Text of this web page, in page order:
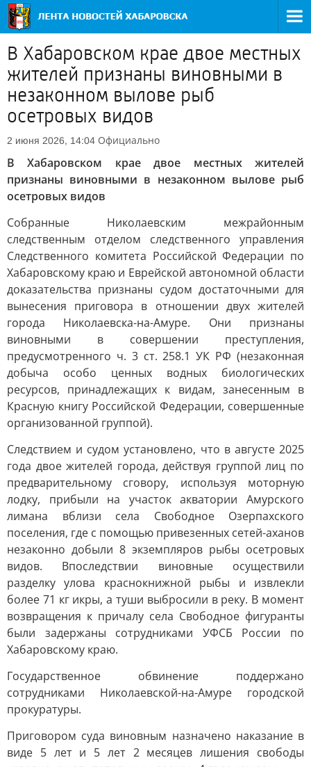
В Хабаровском крае двое местных
жителей признаны виновными в
незаконном вылове рыб
осетровых видов
2 июня 2026, 14:04 Официально
В Хабаровском крае двое местных жителей
признаны виновными в незаконном вылове рыб
осетровых видов
Собранные Николаевским межрайонным
следственным отделом следственного управления
Следственного комитета Российской Федерации по
Хабаровскому краю и Еврейской автономной области
доказательства признаны судом достаточными для
вынесения приговора в отношении двух жителей
города Николаевска-на-Амуре. Они признаны
виновными в совершении преступления,
предусмотренного ч. 3 ст. 258.1 УК РФ (незаконная
добыча особо ценных водных биологических
ресурсов, принадлежащих к видам, занесенным в
Красную книгу Российской Федерации, совершенные
организованной группой).
Следствием и судом установлено, что в августе 2025
года двое жителей города, действуя группой лиц по
предварительному сговору, используя моторную
лодку, прибыли на участок акватории Амурского
лимана вблизи села Свободное Озерпахского
поселения, где с помощью привезенных сетей-аханов
незаконно добыли 8 экземпляров рыбы осетровых
видов. Впоследствии виновные осуществили
разделку улова краснокнижной рыбы и извлекли
более 71 кг икры, а туши выбросили в реку. В момент
возвращения к причалу села Свободное фигуранты
были задержаны сотрудниками УФСБ России по
Хабаровскому краю.
Государственное обвинение поддержано
сотрудниками Николаевской-на-Амуре городской
прокуратуры.
Приговором суда виновным назначено наказание в
виде 5 лет и 5 лет 2 месяцев лишения свободы